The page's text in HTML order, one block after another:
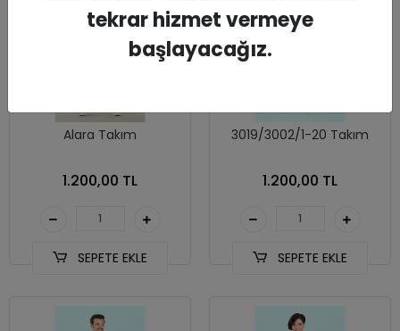
Alara Takım
1.200,00 TL
SEPETE EKLE
3019/3002/1-20 Takım
1.200,00 TL
SEPETE EKLE
tekrar hizmet vermeye
başlayacağız.